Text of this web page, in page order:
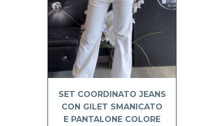
nella
pagina
del
prodotto
SET COORDINATO JEANS
CON GILET SMANICATO
E PANTALONE COLORE